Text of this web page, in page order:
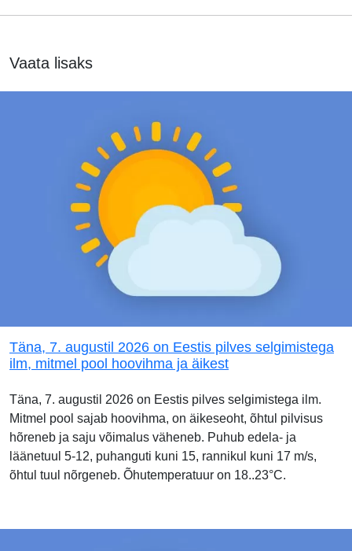
Vaata lisaks
Täna, 7. augustil 2026 on Eestis pilves selgimistega
ilm, mitmel pool hoovihma ja äikest
Täna, 7. augustil 2026 on Eestis pilves selgimistega ilm.
Mitmel pool sajab hoovihma, on äikeseoht, õhtul pilvisus
hõreneb ja saju võimalus väheneb. Puhub edela- ja
läänetuul 5-12, puhanguti kuni 15, rannikul kuni 17 m/s,
õhtul tuul nõrgeneb. Õhutemperatuur on 18..23°C.